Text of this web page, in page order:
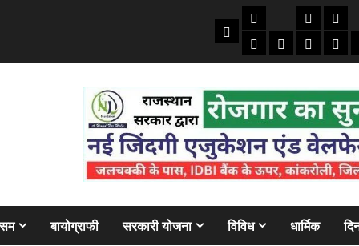
Home
तकनीकी
ऑटो
मोबाइल
क्राइम/
अजबबैंक
बायोग्राफी सरकारी योजना विविध धार्मिक